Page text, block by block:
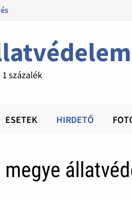
százalék
ESETEK HIRDETŐ
megye